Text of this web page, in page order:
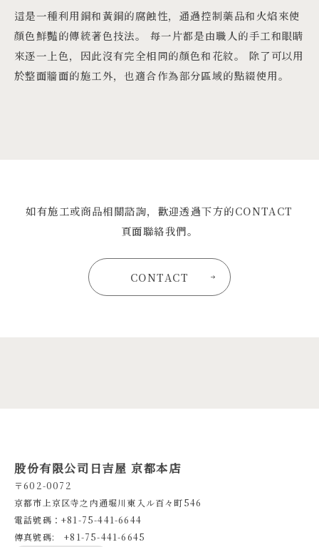
這是一種利用銅和黃銅的腐蝕性，通過控制藥品和火焰來使
顏色鮮豔的傳統著色技法。 每一片都是由職人的手工和眼睛
來逐一上色，因此沒有完全相同的顏色和花紋。 除了可以用
於整面牆面的施工外，也適合作為部分區域的點綴使用。
如有施工或商品相關諮詢，歡迎透過下方的CONTACT
頁面聯絡我們。
CONTACT
股份有限公司日吉屋 京都本店
〒602-0072
京都市上京区寺之内通堀川東入ル百々町546
電話號碼：+81-75-441-6644
傳真號碼: +81-75-441-6645